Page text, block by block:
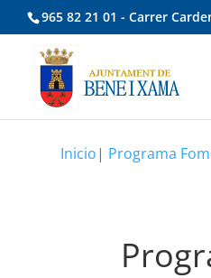
965 82 21 01 - Carrer
Inicio| Programa